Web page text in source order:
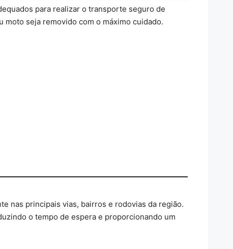
para realizar o transporte seguro de
moto seja removido com o máximo cuidado.
nas principais vias, bairros e rodovias da região.
o tempo de espera e proporcionando um